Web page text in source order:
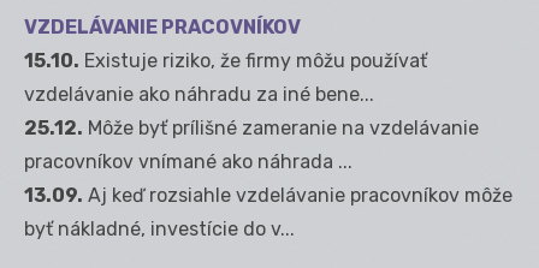
VZDELÁVANIE PRACOVNÍKOV
15.10. Existuje riziko, že firmy môžu používať
vzdelávanie ako náhradu za iné bene...
25.12. Môže byť prílišné zameranie na vzdelávanie
pracovníkov vnímané ako náhrada ...
13.09. Aj keď rozsiahle vzdelávanie pracovníkov môže
byť nákladné, investície do v...